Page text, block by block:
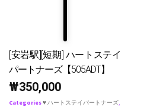
[安岩駅][短期] ハートステイ
パートナーズ【505ADT】
₩350,000
Categories♥ ハートステイパートナーズ